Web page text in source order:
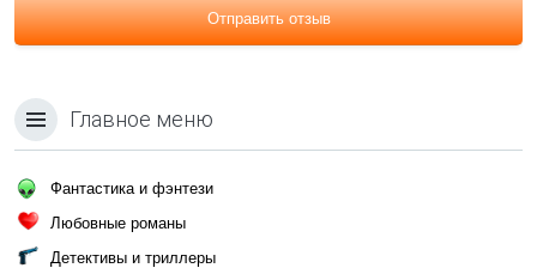
Отправить отзыв
Главное меню
Фантастика и фэнтези
Любовные романы
Детективы и триллеры